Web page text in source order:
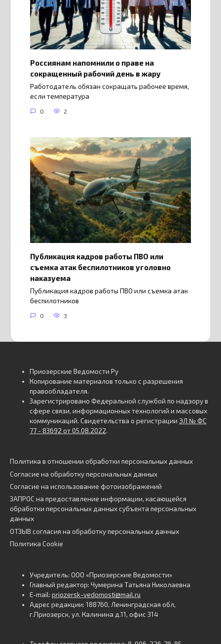
Россиянам напомнили о праве на
сокращенный рабочий день в жару
Работодатель обязан сокращать рабочее время,
если температура
0 2
Публикация кадров работы ПВО или
съемка атак беспилотников уголовно
наказуема
Публикация кадров работы ПВО или съемка атак
беспилотников
0 3
Приозерские Ведомости Ру
Копирование материалов только с разрешения
правообладателя.
Зарегистрировано Федеральной службой по надзору в
сфере связи, информационных технологий и массовых
коммуникаций. Свидетельства о регистрации ЭЛ № ФС
77 - 83692 от 05.08.2022.
Политика в отношении обработки персональных данных
Согласие на обработку персональных данных
Согласие на использование фотоизображений
ЗАПРОС на предоставление информации, касающейся
обработки персональных данных субъекта персональных
данных
ОТЗЫВ согласия на обработку персональных данных
Политика Cookie
Учредитель: ООО «Приозерские Ведомости»
Главный редактор: Чумерина Татьяна Николаевна
E-mail: priozersk-vedomosti@mail.ru
Адрес редакции: 188760, Ленинградская обл,
г.Приозерск, ул. Калинина д.11, офис 314